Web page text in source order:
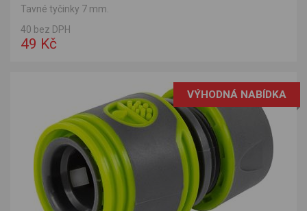
Tavné tyčinky 7 mm.
40 bez DPH
49 Kč
VÝHODNÁ NABÍDKA